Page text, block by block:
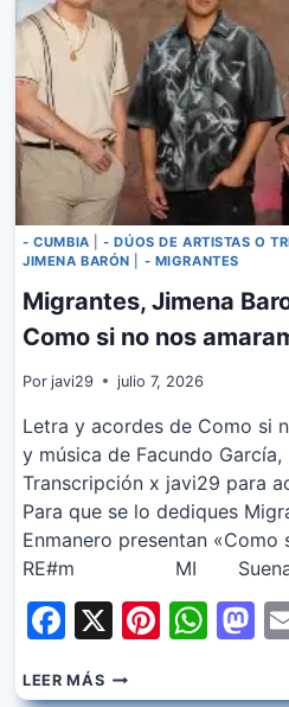
- CUMBIA |- DÚOS DE ARTISTAS O
JIMENA BARÓN
- MIGRANTES
Migrantes, Jimena
Como si no nos
Por javi29 julio 7, 2026
Letra y acordes de Como si
y música de Facundo
Transcripción x javi29 para
Para que se lo dediques
Enmanero presentan «Como
RE#m MI Suena
Facebook
X
LEER MÁSMIGRANTES,
JIMENA